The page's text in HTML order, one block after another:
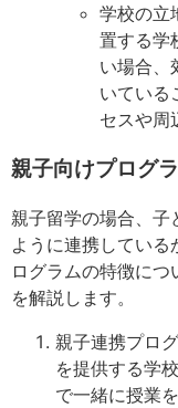
学校の立
置する学
い場合、
いている
セスや周
親子向けプログ
親子留学の場合、子
ように連携してい
ログラムの特徴に
を解説します。
親子連携プロ
を提供する学
で一緒に授業